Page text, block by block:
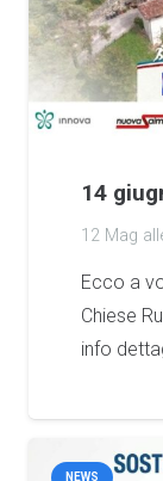
14
12 Mag
Ecco a
Chiese
info
NEWS